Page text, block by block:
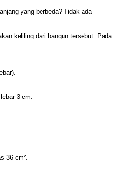
yang berbeda? Tidak ada
keliling dari bangun tersebut. Pada
3 cm.
36 cm².